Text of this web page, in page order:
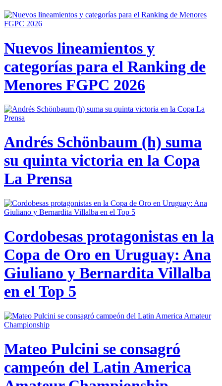
Nuevos lineamientos y
categorías para el Ranking de
Menores FGPC 2026
Andrés Schönbaum (h) suma
su quinta victoria en la Copa
La Prensa
Cordobesas protagonistas en la
Copa de Oro en Uruguay: Ana
Giuliano y Bernardita Villalba
en el Top 5
Mateo Pulcini se consagró
campeón del Latin America